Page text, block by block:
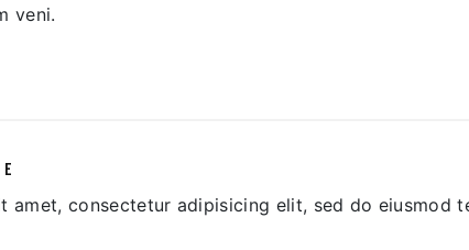
veni.
amet, consectetur adipisicing elit, sed do eiusmod